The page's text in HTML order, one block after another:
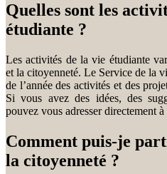
Quelles sont les
étudiante ?
Les activités de la vie étudiante
et la citoyenneté. Le Service de la
de l’année des activités et des
Si vous avez des idées, des
pouvez vous adresser directement à
Comment puis-je
la citoyenneté ?